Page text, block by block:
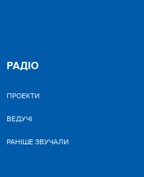
РАДІО
ПРОЕКТИ
ВЕДУЧІ
РАНІШЕ ЗВУЧАЛИ